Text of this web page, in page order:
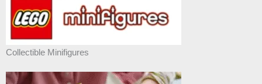
Collectible Minifigures